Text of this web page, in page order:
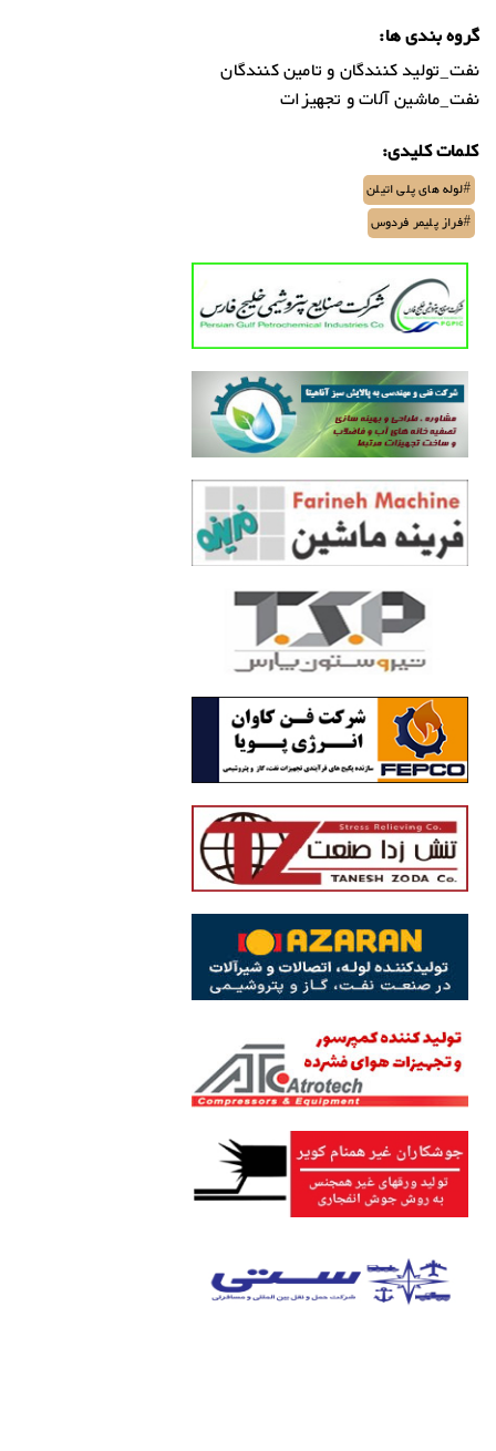
گروه بندی ها:
نفت_تولید کنندگان و تامین کنندگان
نفت_ماشین آلات و تجهیزات
کلمات کلیدی:
#لوله های پلی اتیلن
#فراز پلیمر فردوس